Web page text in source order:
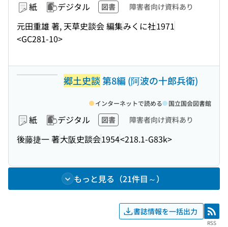
紙 デジタル 図書 障害者向け資料あり
元田重雄 著, 天草史談会 編集みくに社1971
<GC281-10>
郷土史談第8編 (阿波の十郎兵衛)
紙 デジタル 図書 障害者向け資料あり
後藤捷一 著大阪史談会1954<218.1-G83k>
インターネットで読める 国立国会図書館
もっと見る（21件目～）
書誌情報を一括出力 RSS
RSS